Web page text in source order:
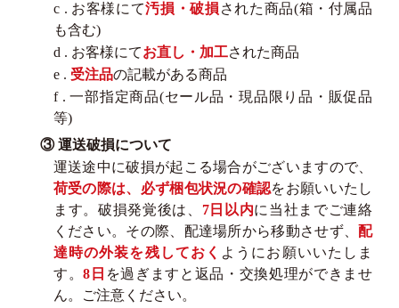
c . お客様にて汚損・破損 された商品(箱・付属品
も含む)
d . お客様にてお直し・加工された商品
e . 受注品の記載がある商品
f . 一部指定商品(セール品・現品限り品・販促品
等)
③ 運送破損について
運送途中に破損が起こる場合がございますので、
荷受の際は、必ず梱包状況の確認をお願いいたし
ます。破損発覚後は、 7日以内に当社までご連絡
ください。その際、配達場所から移動させず、 配
達時の外装を残しておく ようにお願いいたしま
す。8日 を過ぎますと返品・交換処理ができませ
ん。ご注意ください。